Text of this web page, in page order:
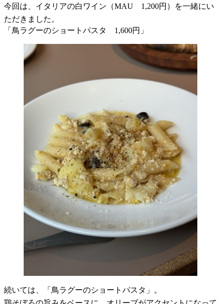
今回は、イタリアの白ワイン（MAU 1,200円）を一緒にい
ただきました。
「鳥ラグーのショートパスタ 1,600円」
続いては、「鳥ラグーのショートパスタ」。